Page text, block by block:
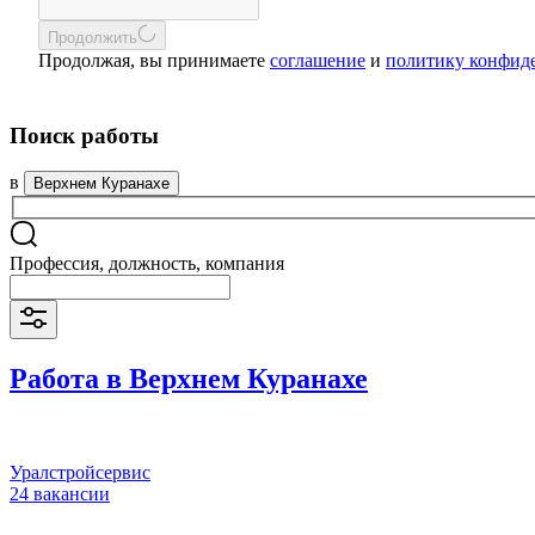
Продолжить
Продолжая, вы принимаете соглашение и политику
Поиск работы
в Верхнем Куранахе
Профессия, должность, компания
Работа в Верхнем Куранахе
Уралстройсервис
24 вакансии